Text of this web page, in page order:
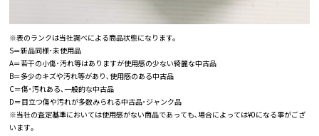
※表のランクは当社調べによる商品状態になります。
S＝新品同様･未使用品
A＝若干の小傷･汚れ等はありますが使用感の少ない綺麗な中古品
B＝多少のキズや汚れ等があり､使用感のある中古品
C＝傷･汚れある､一般的な中古品
D＝目立つ傷や汚れが多数みられる中古品･ジャンク品
※当社の査定基準においては使用感がない商品であっても､場合によっては¥0になる事がござ
います｡